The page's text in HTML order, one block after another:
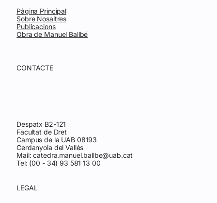
Pàgina Principal
Sobre Nosaltres
Publicacions
Obra de Manuel Ballbé
CONTACTE
Despatx B2-121
Facultat de Dret
Campus de la UAB 08193
Cerdanyola del Vallès
Mail:catedra.manuel.ballbe@uab.cat
Tel: (00 - 34) 93 581 13 00
LEGAL